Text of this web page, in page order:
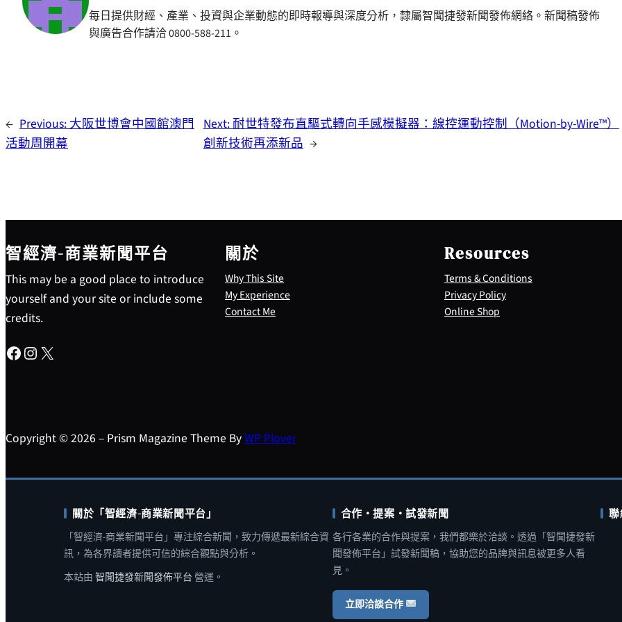
每日提供財經、產業、投資與企業動態的即時報導與深度分析，隸屬智聞捷發新聞發佈網絡。新聞稿發佈
與廣告合作請洽 0800-588-211。
← Previous: 大阪世博會中國館澳門
活動周開幕
Next:耐世特發布直驅式轉向手感模擬器：線控運動控制（Motion-by-Wire™）
創新技術再添新品 →
智經濟-商業新聞平台
This may be a good place to introduce
yourself and your site or include some
credits.
Facebook Instagram X
關於
Why This Site
My Experience
Contact Me
Resources
Terms & Conditions
Privacy Policy
Online Shop
Copyright © 2026 – Prism Magazine Theme ByWP Plover
關於「智經濟-商業新聞平台」
「智經濟-商業新聞平台」專注綜合新聞，致力傳遞最新綜合資
訊，為各界讀者提供可信的綜合觀點與分析。
本站由 智聞捷發新聞發佈平台 營運。
合作・提案・試發新聞
各行各業的合作與提案，我們都樂於洽談。透過「智聞捷發新
聞發佈平台」試發新聞稿，協助您的品牌與訊息被更多人看
見。
立即洽談合作